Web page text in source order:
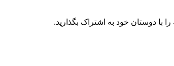
با دوستان خود به اشتراک بگذارید.